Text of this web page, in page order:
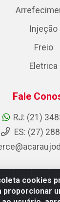
cookies
Injeção
Freio
Eletrica
Fale
RJ: (21)
ES: (27)
- Rua
Rio de Janeiro/